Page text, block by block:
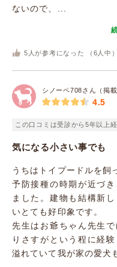
ないので、...
5 人が参考になった （ 6 人中）
シノーペ708さん（掲
4.5
この口コミは受診から5年以上
気になる小さい事でも
うちはトイプードルを飼
予防接種の時期が近づ
ました。建物も結構新
いとても好印象です。
先生はお爺ちゃん先生
りさすがという程に経
溢れていて我が家の愛犬